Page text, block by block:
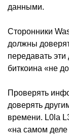
данными.
Сторонники
должны
передавать
биткоина «не
Проверять
доверять
времени. L0la
«на самом